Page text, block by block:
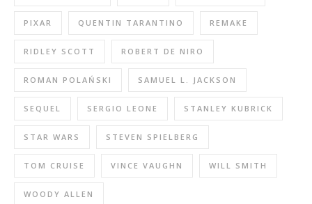
PIXAR QUENTIN TARANTINO REMAKE
RIDLEY SCOTT ROBERT DE NIRO
ROMAN POLAŃSKI SAMUEL L. JACKSON
SEQUEL SERGIO LEONE STANLEY KUBRICK
STAR WARS STEVEN SPIELBERG
TOM CRUISE VINCE VAUGHN WILL SMITH
WOODY ALLEN